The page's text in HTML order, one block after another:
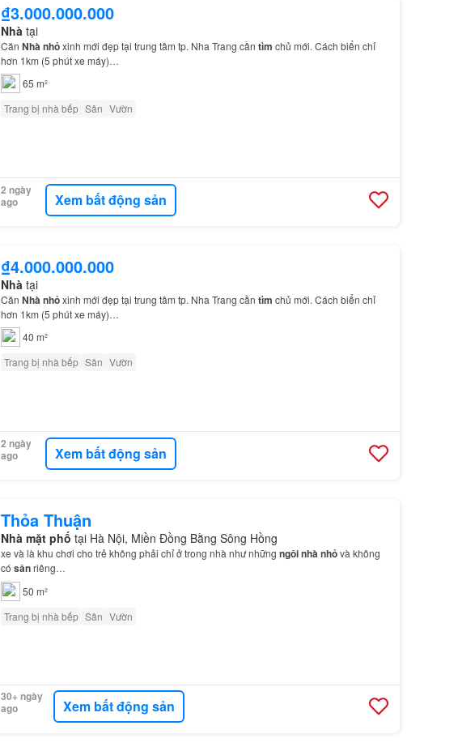
₫3.000.000.000
Nhàtại
Căn Nhà nhỏxinh mới đẹp tại trung tâm tp. Nha Trang cần tìm chủ mới. Cách biển chỉ
hơn 1km (5 phút xe máy)…
65 m²
Trang bị nhà bếp Sân Vườn
2 ngày
ago
Xem bất động sản
₫4.000.000.000
Nhàtại
Căn Nhà nhỏxinh mới đẹp tại trung tâm tp. Nha Trang cần tìm chủ mới. Cách biển chỉ
hơn 1km (5 phút xe máy)…
40 m²
Trang bị nhà bếp Sân Vườn
2 ngày
ago
Xem bất động sản
Thỏa Thuận
Nhà mặt phố tại Hà Nội, Miền Đồng Bằng Sông Hồng
xe và là khu chơi cho trẻ không phải chỉ ở trong nhà như những ngôi nhà nhỏvà không
có sânriêng…
50 m²
Trang bị nhà bếp Sân Vườn
30+ ngày
ago
Xem bất động sản